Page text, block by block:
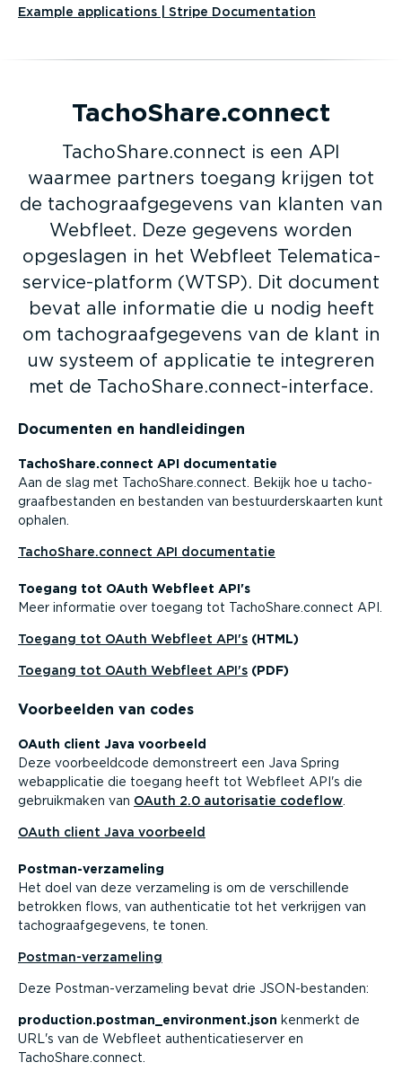
Example applications | Stripe Documentation
TachoShare.connect
TachoShare.connect is een API
waarmee partners toegang krijgen tot
de tacho­graaf­ge­gevens van klanten van
Webfleet. Deze gegevens worden
opgeslagen in het Webfleet Telema­ti­ca­
ser­vi­ce-­platform (WTSP). Dit document
bevat alle informatie die u nodig heeft
om tacho­graaf­ge­gevens van de klant in
uw systeem of applicatie te integreren
met de TachoShare.connec­t-in­terface.
Documenten en handlei­dingen
TachoShare.connect API documen­tatie
Aan de slag met TachoShare.connect. Bekijk hoe u tacho­
graaf­be­standen en bestanden van bestuur­ders­kaarten kunt
ophalen.
TachoShare.connect API documen­tatie
Toegang tot OAuth Webfleet API's
Meer informatie over toegang tot TachoShare.connect API.
Toegang tot OAuth Webfleet API's (HTML)
Toegang tot OAuth Webfleet API's (PDF)
Voorbeelden van codes
OAuth client Java voorbeeld
Deze voorbeeldcode demon­streert een Java Spring
webap­pli­catie die toegang heeft tot Webfleet API's die
gebruik­maken van OAuth 2.0 autorisatie codeflow
OAuth client Java voorbeeld
Postman-­ver­za­meling
Het doel van deze verzameling is om de verschil­lende
betrokken flows, van authen­ti­catie tot het verkrijgen van
tacho­graaf­ge­gevens, te tonen.
Postman-­ver­za­meling
Deze Postman-­ver­za­meling bevat drie JSON-­be­standen:
production.postman_environment.json kenmerkt de
URL's van de Webfleet authen­ti­ca­tie­server en
TachoShare.connect.